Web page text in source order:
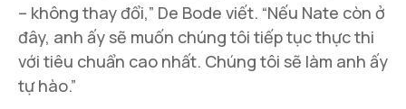
– không thay đổi,” De Bode viết. “Nếu Nate còn ở
đây, anh ấy sẽ muốn chúng tôi tiếp tục thực thi
với tiêu chuẩn cao nhất. Chúng tôi sẽ làm anh ấy
tự hào.”